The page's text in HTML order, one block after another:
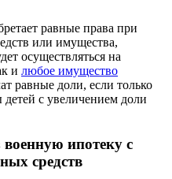
равные права при
или имущества,
осуществляться на
и любое имущество
равные доли, если только
с увеличением доли
ипотеку с
средств